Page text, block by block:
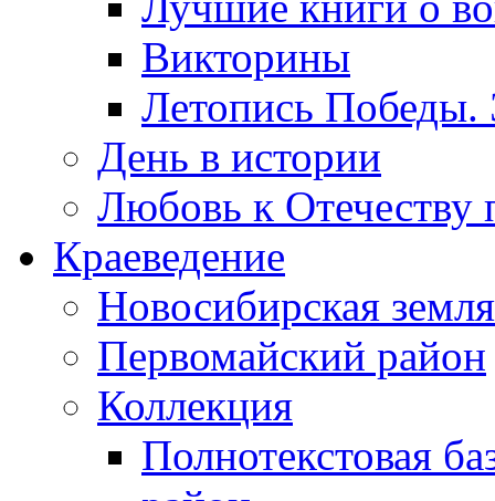
Викторины
Летопись Победы.
День в истории
Любовь к Отечеству
Краеведение
Новосибирская земля
Первомайский район
Коллекция
Полнотекстовая